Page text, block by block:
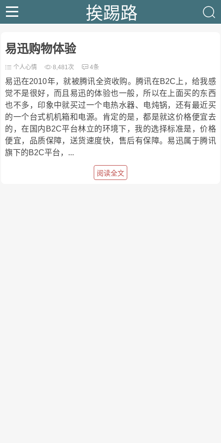
挨踢路
易迅购物体验
个人心情 8,481次 4条
易迅在2010年，就被腾讯全资收购。腾讯在B2C上，给我感
觉不是很好，而且易迅的体验也一般，所以在上面买的东西
也不多，印象中就买过一个电热水器、电炖锅，还有最近买
的一个台式机机箱和电源。肯定的是，都是就这价格便宜去
的，在国内B2C平台林立的环境下，我的选择标准是，价格
便宜，品质保障，送货速度快，售后有保障。易迅属于腾讯
旗下的B2C平台，...
阅读全文